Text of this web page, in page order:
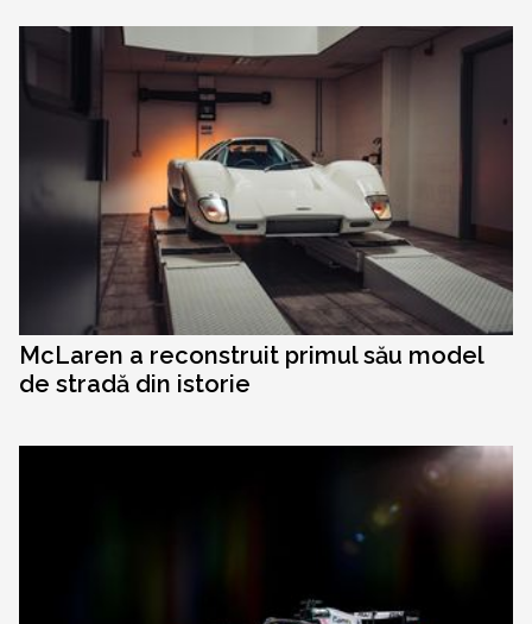
McLaren a reconstruit primul său model
de stradă din istorie